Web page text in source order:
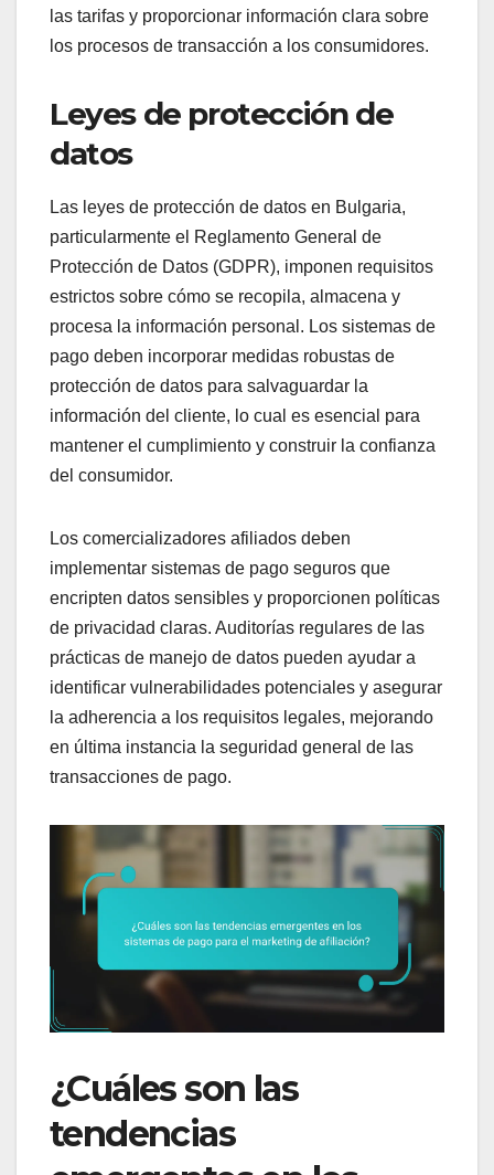
las tarifas y proporcionar información clara sobre
los procesos de transacción a los consumidores.
Leyes de protección de
datos
Las leyes de protección de datos en Bulgaria,
particularmente el Reglamento General de
Protección de Datos (GDPR), imponen requisitos
estrictos sobre cómo se recopila, almacena y
procesa la información personal. Los sistemas de
pago deben incorporar medidas robustas de
protección de datos para salvaguardar la
información del cliente, lo cual es esencial para
mantener el cumplimiento y construir la confianza
del consumidor.
Los comercializadores afiliados deben
implementar sistemas de pago seguros que
encripten datos sensibles y proporcionen políticas
de privacidad claras. Auditorías regulares de las
prácticas de manejo de datos pueden ayudar a
identificar vulnerabilidades potenciales y asegurar
la adherencia a los requisitos legales, mejorando
en última instancia la seguridad general de las
transacciones de pago.
¿Cuáles son las
tendencias